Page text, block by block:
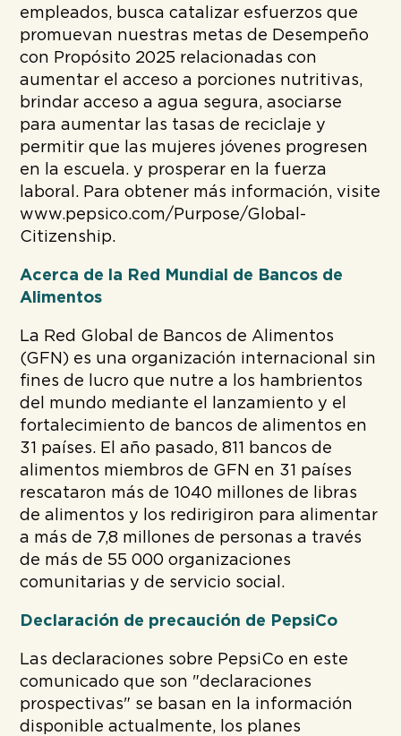
empleados, busca catalizar esfuerzos que
promuevan nuestras metas de Desempeño
con Propósito 2025 relacionadas con
aumentar el acceso a porciones nutritivas,
brindar acceso a agua segura, asociarse
para aumentar las tasas de reciclaje y
permitir que las mujeres jóvenes progresen
en la escuela. y prosperar en la fuerza
laboral. Para obtener más información, visite
www.pepsico.com/Purpose/Global-
Citizenship.
Acerca de la Red Mundial de Bancos de
Alimentos
La Red Global de Bancos de Alimentos
(GFN) es una organización internacional sin
fines de lucro que nutre a los hambrientos
del mundo mediante el lanzamiento y el
fortalecimiento de bancos de alimentos en
31 países. El año pasado, 811 bancos de
alimentos miembros de GFN en 31 países
rescataron más de 1040 millones de libras
de alimentos y los redirigiron para alimentar
a más de 7,8 millones de personas a través
de más de 55 000 organizaciones
comunitarias y de servicio social.
Declaración de precaución de PepsiCo
Las declaraciones sobre PepsiCo en este
comunicado que son "declaraciones
prospectivas" se basan en la información
disponible actualmente, los planes